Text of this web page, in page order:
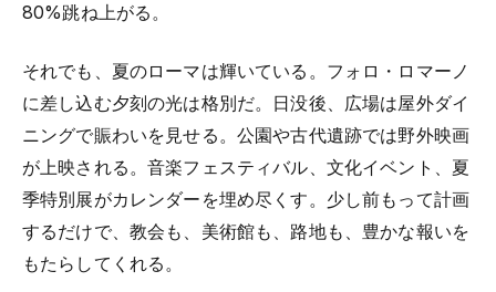
80%跳ね上がる。
それでも、夏のローマは輝いている。フォロ・ロマーノ
に差し込む夕刻の光は格別だ。日没後、広場は屋外ダイ
ニングで賑わいを見せる。公園や古代遺跡では野外映画
が上映される。音楽フェスティバル、文化イベント、夏
季特別展がカレンダーを埋め尽くす。少し前もって計画
するだけで、教会も、美術館も、路地も、豊かな報いを
もたらしてくれる。